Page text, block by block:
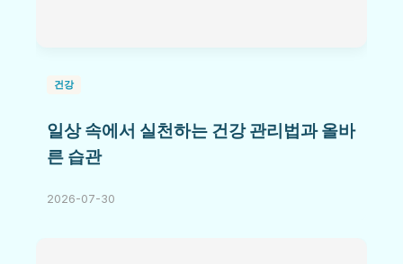
건강
일상 속에서 실천하는 건강 관리법과 올바
른 습관
2026-07-30